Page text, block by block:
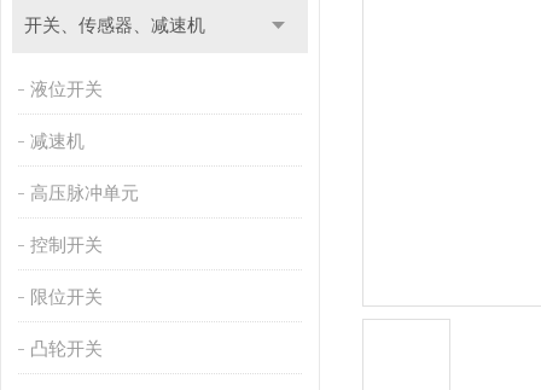
开关、传感器、减速机
液位开关
减速机
高压脉冲单元
控制开关
限位开关
凸轮开关